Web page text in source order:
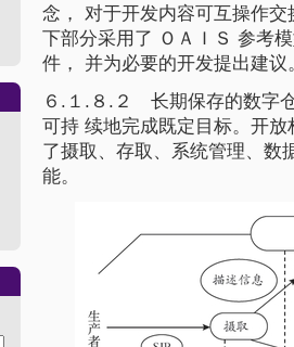
念， 对于开发内容可互操作
下部分采用了 ＯＡＩＳ 参考
件， 并为必要的开发提出建议
６.１.８.２ 长期保存的数字
可持 续地完成既定目标。开
了摄取、存取、系统管理、数
能。